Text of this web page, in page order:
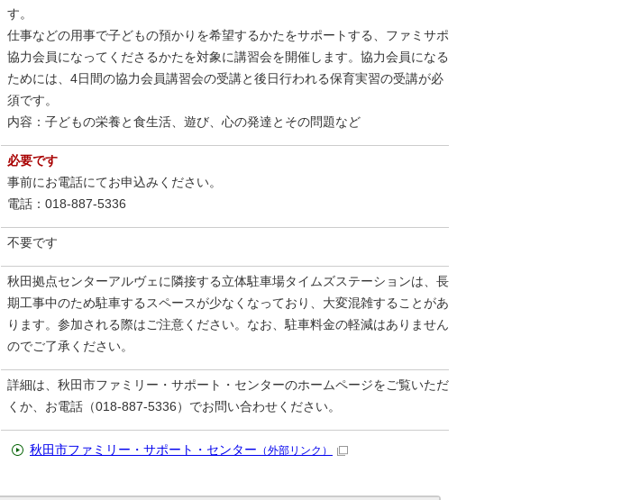
す。
仕事などの用事で子どもの預かりを希望するかたをサポートする、ファミサポ
協力会員になってくださるかたを対象に講習会を開催します。協力会員になる
ためには、4日間の協力会員講習会の受講と後日行われる保育実習の受講が必
須です。
内容：子どもの栄養と食生活、遊び、心の発達とその問題など
必要です
事前にお電話にてお申込みください。
電話：018-887-5336
不要です
秋⽥拠点センターアルヴェに隣接する⽴体駐⾞場タイムズステーションは、⻑
期⼯事中のため駐⾞するスペースが少なくなっており、⼤変混雑することがあ
ります。参加される際はご注意ください。なお、駐⾞料金の軽減はありません
のでご了承ください。
詳細は、秋田市ファミリー・サポート・センターのホームページをご覧いただ
くか、お電話（018-887-5336）でお問い合わせください。
秋田市ファミリー・サポート・センター （外部リンク）